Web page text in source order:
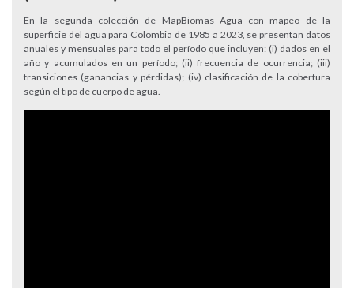
En la segunda colección de MapBiomas Agua con mapeo de la
superficie del agua para Colombia de 1985 a 2023, se presentan datos
anuales y mensuales para todo el período que incluyen: (i) dados en el
año y acumulados en un período; (ii) frecuencia de ocurrencia; (iii)
transiciones (ganancias y pérdidas); (iv) clasificación de la cobertura
según el tipo de cuerpo de agua.